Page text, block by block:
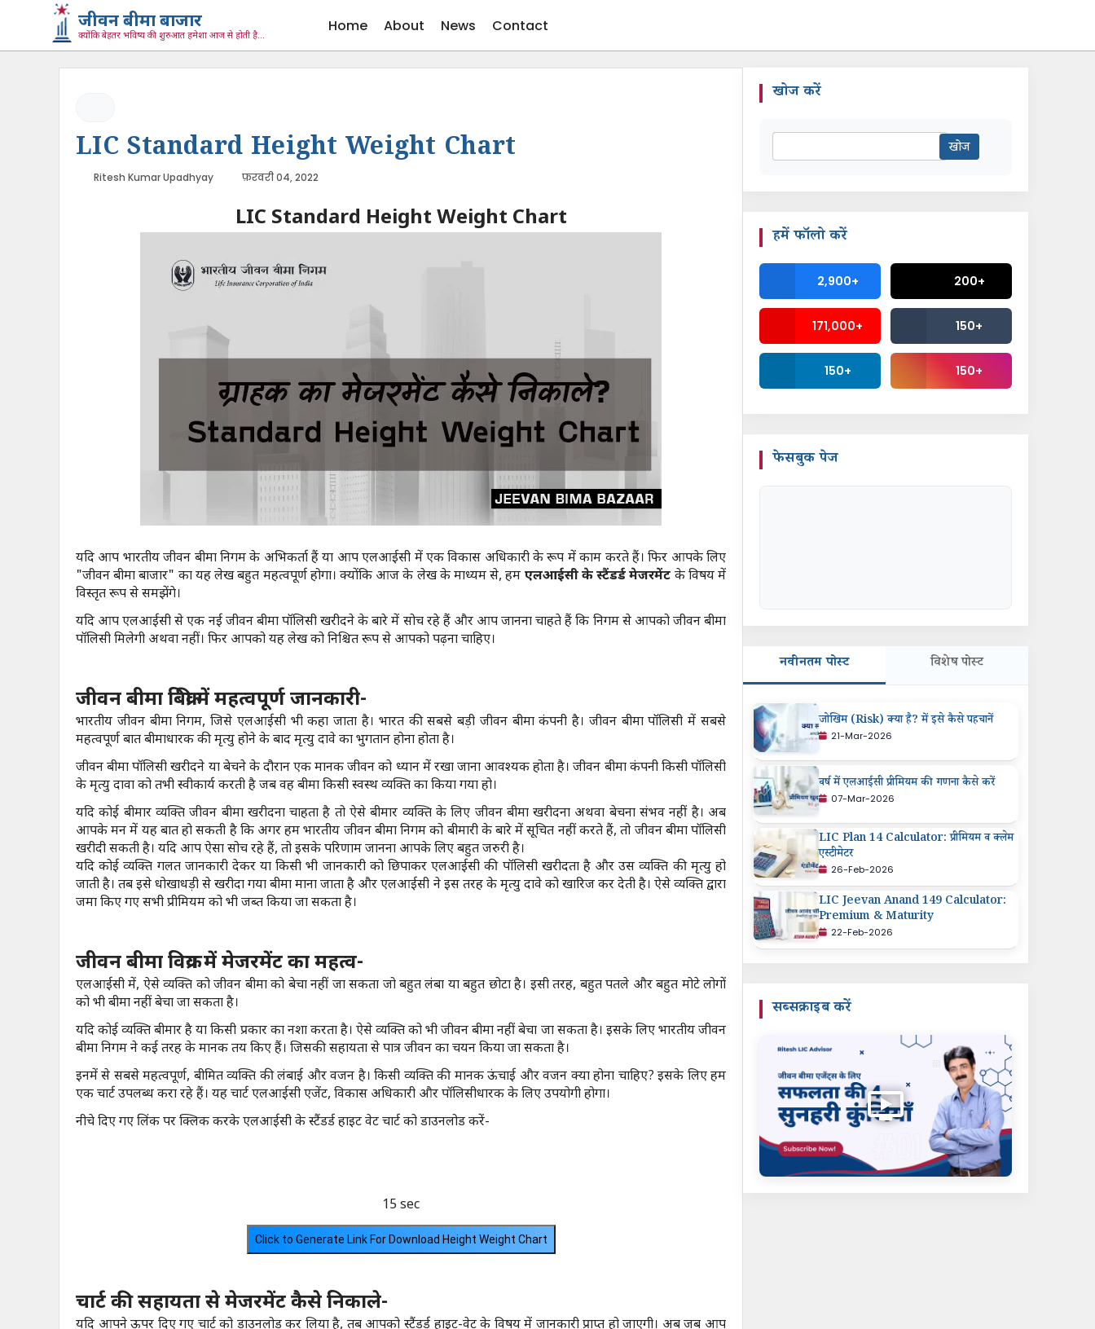
जीवन बीमा बाजार
क्योंकि बेहतर भविष्य की शुरुआत हमेशा आज से होती है...
Home About News Contact
LIC Standard Height Weight Chart
Ritesh Kumar Upadhyay फ़रवरी 04, 2022
LIC Standard Height Weight Chart
यदि आप भारतीय जीवन बीमा निगम के अभिकर्ता हैं या आप एलआईसी में एक विकास अधिकारी के रूप में काम करते हैं। फिर आपके लिए
"जीवन बीमा बाजार" का यह लेख बहुत महत्वपूर्ण होगा। क्योंकि आज के लेख के माध्यम से, हम एलआईसी के स्टैंडर्ड मेजरमेंट के विषय में
विस्तृत रूप से समझेंगे।
यदि आप एलआईसी से एक नई जीवन बीमा पॉलिसी खरीदने के बारे में सोच रहे हैं और आप जानना चाहते हैं कि निगम से आपको जीवन बीमा
पॉलिसी मिलेगी अथवा नहीं। फिर आपको यह लेख को निश्चित रूप से आपको पढ़ना चाहिए।
जीवन बीमा बिक्री में महत्वपूर्ण जानकारी-
भारतीय जीवन बीमा निगम, जिसे एलआईसी भी कहा जाता है। भारत की सबसे बड़ी जीवन बीमा कंपनी है। जीवन बीमा पॉलिसी में सबसे
महत्वपूर्ण बात बीमाधारक की मृत्यु होने के बाद मृत्यु दावे का भुगतान होना होता है।
जीवन बीमा पॉलिसी खरीदने या बेचने के दौरान एक मानक जीवन को ध्यान में रखा जाना आवश्यक होता है। जीवन बीमा कंपनी किसी पॉलिसी
के मृत्यु दावा को तभी स्वीकार्य करती है जब वह बीमा किसी स्वस्थ व्यक्ति का किया गया हो।
यदि कोई बीमार व्यक्ति जीवन बीमा खरीदना चाहता है तो ऐसे बीमार व्यक्ति के लिए जीवन बीमा खरीदना अथवा बेचना संभव नहीं है। अब
आपके मन में यह बात हो सकती है कि अगर हम भारतीय जीवन बीमा निगम को बीमारी के बारे में सूचित नहीं करते हैं, तो जीवन बीमा पॉलिसी
खरीदी सकती है। यदि आप ऐसा सोच रहे हैं, तो इसके परिणाम जानना आपके लिए बहुत जरुरी है।
यदि कोई व्यक्ति गलत जानकारी देकर या किसी भी जानकारी को छिपाकर एलआईसी की पॉलिसी खरीदता है और उस व्यक्ति की मृत्यु हो
जाती है। तब इसे धोखाधड़ी से खरीदा गया बीमा माना जाता है और एलआईसी ने इस तरह के मृत्यु दावे को खारिज कर देती है। ऐसे व्यक्ति द्वारा
जमा किए गए सभी प्रीमियम को भी जब्त किया जा सकता है।
जीवन बीमा विक्रय में मेजरमेंट का महत्व-
एलआईसी में, ऐसे व्यक्ति को जीवन बीमा को बेचा नहीं जा सकता जो बहुत लंबा या बहुत छोटा है। इसी तरह, बहुत पतले और बहुत मोटे लोगों
को भी बीमा नहीं बेचा जा सकता है।
यदि कोई व्यक्ति बीमार है या किसी प्रकार का नशा करता है। ऐसे व्यक्ति को भी जीवन बीमा नहीं बेचा जा सकता है। इसके लिए भारतीय जीवन
बीमा निगम ने कई तरह के मानक तय किए हैं। जिसकी सहायता से पात्र जीवन का चयन किया जा सकता है।
इनमें से सबसे महत्वपूर्ण, बीमित व्यक्ति की लंबाई और वजन है। किसी व्यक्ति की मानक ऊंचाई और वजन क्या होना चाहिए? इसके लिए हम
एक चार्ट उपलब्ध करा रहे हैं। यह चार्ट एलआईसी एजेंट, विकास अधिकारी और पॉलिसीधारक के लिए उपयोगी होगा।
नीचे दिए गए लिंक पर क्लिक करके एलआईसी के स्टैंडर्ड हाइट वेट चार्ट को डाउनलोड करें-
15 sec
Click to Generate Link For Download Height Weight Chart
चार्ट की सहायता से मेजरमेंट कैसे निकाले-
यदि आपने ऊपर दिए गए चार्ट को डाउनलोड कर लिया है, तब आपको स्टैंडर्ड हाइट-वेट के विषय में जानकारी प्राप्त हो जाएगी। अब जब आप
खोज करें
हमें फॉलो करें
2,900+ 200+
171,000+ 150+
150+ 150+
फेसबुक पेज
नवीनतम पोस्ट विशेष पोस्ट
जोखिम (Risk) क्या है? में इसे कैसे पहचानें
21-Mar-2026
वर्ष में एलआईसी प्रीमियम की गणना कैसे करें
07-Mar-2026
LIC Plan 14 Calculator: प्रीमियम व क्लेम
एस्टीमेटर
26-Feb-2026
LIC Jeevan Anand 149 Calculator:
Premium & Maturity
22-Feb-2026
सब्सक्राइब करें